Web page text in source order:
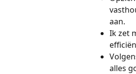
aan.
Ik zet
alles